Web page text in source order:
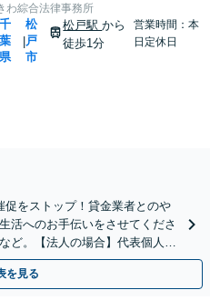
わ綜合法律事務所
千
葉
県
|
松
戸
市
松戸駅から
徒歩1分
営業時間：本
日定休日
促をストップ！貸金業者とのや
活へのお手伝いをさせてくださ
ど。【法人の場合】代表個人の
アドバイスできます。
を見る